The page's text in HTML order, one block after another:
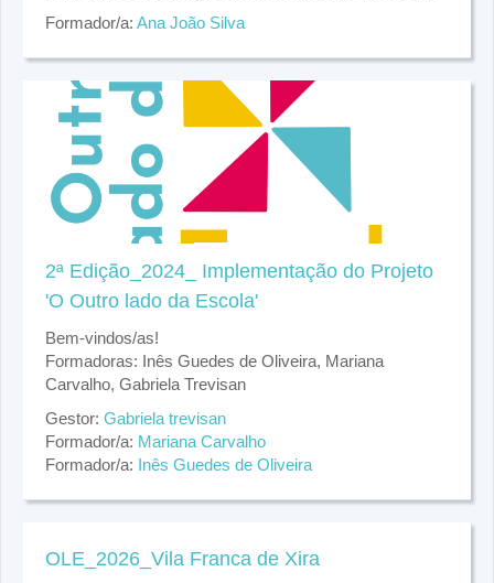
Formador/a: Ana João Silva
2ª Edição_2024_ Implementação do Projeto
'O Outro lado da Escola'
Bem-vindos/as!
Formadoras: Inês Guedes de Oliveira, Mariana
Carvalho, Gabriela Trevisan
Gestor: Gabriela trevisan
Formador/a: Mariana Carvalho
Formador/a:
Inês Guedes de Oliveira
OLE_2026_Vila Franca de Xira